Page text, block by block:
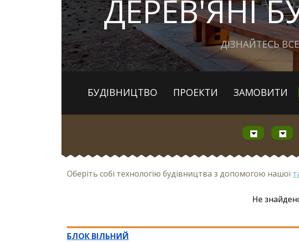
ДЕРЕВ'ЯНІ
ДІЗНАЙТЕСЬ
БУДІВНИЦТВО ПРОЕКТИ ЗАМОВИТИ
Оберіть собі технологію будівництва з допомогою нашої
Не
БЛОК ВІЛЬНИЙ